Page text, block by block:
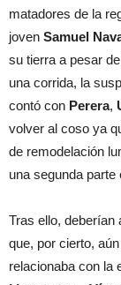
matadores de la
joven Samuel
su tierra a pesar
una corrida, la
contó con Perera,
volver al coso ya
de remodelación
una segunda parte
Tras ello,
que, por cierto,
relacionaba con la